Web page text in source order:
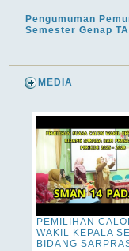
Pengumuman
Semester Genap
MEDIA
PEMILIHAN
WAKIL KEPALA
BIDANG